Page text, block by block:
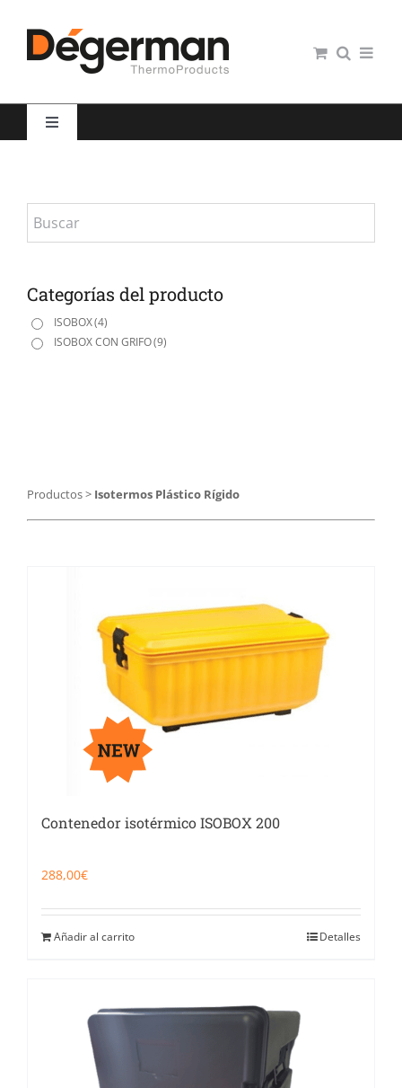
contenido
Toggle
Hospitales
Panaderías y Pastelerías
Servicio domiciliario
91 629 17 10
Productos> Isotermos Plástico Rígido
Contenedor isotérmico ISOBOX 200
288,00€
Añadir al carrito Detalles
Categorías del producto
ISOBOX(4)
ISOBOX CON GRIFO(9)